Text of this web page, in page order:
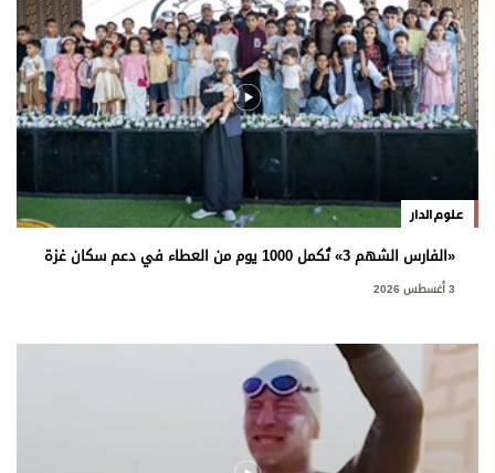
علوم الدار
«الفارس الشهم 3» تُكمل 1000 يوم من العطاء في دعم سكان غزة
3 أغسطس 2026